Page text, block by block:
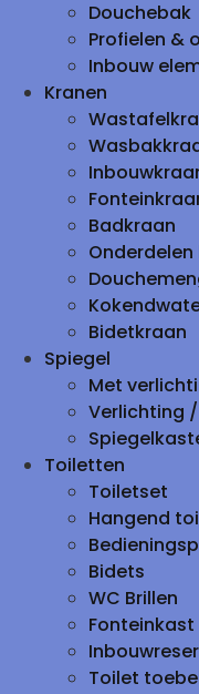
Douchebak
Profielen &
Inbouw
Kranen
Badkraan
Onderdelen
Bidetkraan
Spiegel
Met
Verlichting
Toiletten
Toiletset
Hangend
Bidets
WC Brillen
Fonteinkast
Toilet